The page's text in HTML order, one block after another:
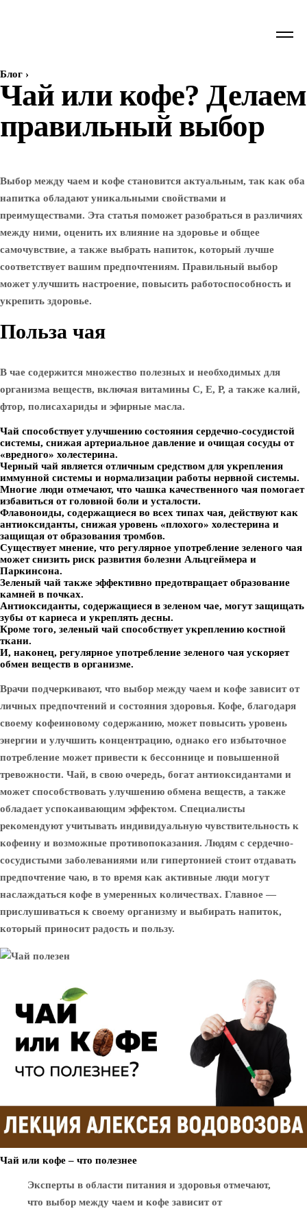
Блог ›
Чай или кофе? Делаем
правильный выбор
Выбор между чаем и кофе становится актуальным, так как оба
напитка обладают уникальными свойствами и
преимуществами. Эта статья поможет разобраться в различиях
между ними, оценить их влияние на здоровье и общее
самочувствие, а также выбрать напиток, который лучше
соответствует вашим предпочтениям. Правильный выбор
может улучшить настроение, повысить работоспособность и
укрепить здоровье.
Польза чая
В чае содержится множество полезных и необходимых для
организма веществ, включая витамины С, Е, Р, а также калий,
фтор, полисахариды и эфирные масла.
Чай способствует улучшению состояния сердечно-сосудистой
системы, снижая артериальное давление и очищая сосуды от
«вредного» холестерина.
Черный чай является отличным средством для укрепления
иммунной системы и нормализации работы нервной системы.
Многие люди отмечают, что чашка качественного чая помогает
избавиться от головной боли и усталости.
Флавоноиды, содержащиеся во всех типах чая, действуют как
антиоксиданты, снижая уровень «плохого» холестерина и
защищая от образования тромбов.
Существует мнение, что регулярное употребление зеленого чая
может снизить риск развития болезни Альцгеймера и
Паркинсона.
Зеленый чай также эффективно предотвращает образование
камней в почках.
Антиоксиданты, содержащиеся в зеленом чае, могут защищать
зубы от кариеса и укреплять десны.
Кроме того, зеленый чай способствует укреплению костной
ткани.
И, наконец, регулярное употребление зеленого чая ускоряет
обмен веществ в организме.
Врачи подчеркивают, что выбор между чаем и кофе зависит от
личных предпочтений и состояния здоровья. Кофе, благодаря
своему кофеиновому содержанию, может повысить уровень
энергии и улучшить концентрацию, однако его избыточное
потребление может привести к бессоннице и повышенной
тревожности. Чай, в свою очередь, богат антиоксидантами и
может способствовать улучшению обмена веществ, а также
обладает успокаивающим эффектом. Специалисты
рекомендуют учитывать индивидуальную чувствительность к
кофеину и возможные противопоказания. Людям с сердечно-
сосудистыми заболеваниями или гипертонией стоит отдавать
предпочтение чаю, в то время как активные люди могут
наслаждаться кофе в умеренных количествах. Главное —
прислушиваться к своему организму и выбирать напиток,
который приносит радость и пользу.
Чай или кофе – что полезнее
Эксперты в области питания и здоровья отмечают,
что выбор между чаем и кофе зависит от